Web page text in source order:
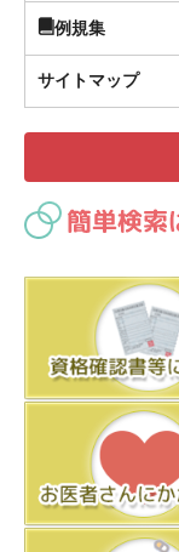
例規集
サイトマップ